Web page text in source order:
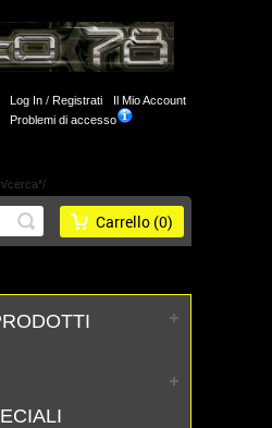
cerca*/
Log In / Registrati
Il Mio Account
Problemi di accesso
Carrello (0)